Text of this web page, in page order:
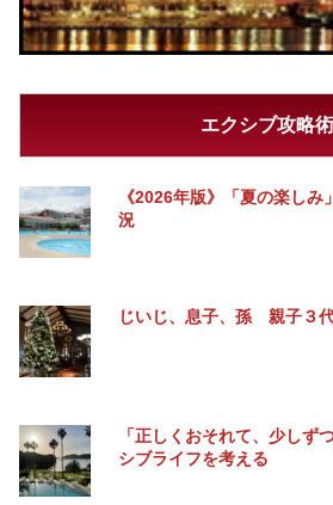
エクシブ攻略術
《2026年版》「夏の楽し
況
じいじ、息子、孫 親子３
「正しくおそれて、少しず
シブライフを考える